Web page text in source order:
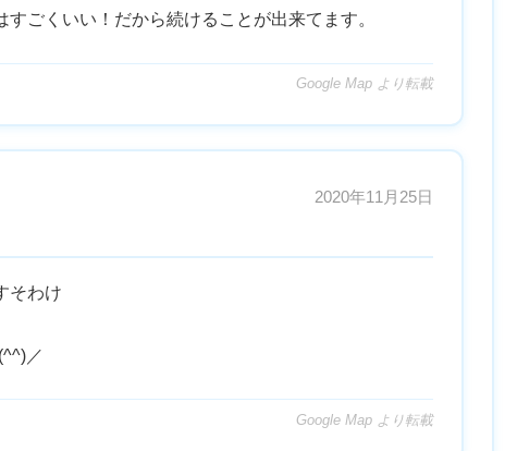
ごくいい！だから続けることが出来てます。
Google Map より転載
2020年11月25日
そわけ
／
Google Map より転載